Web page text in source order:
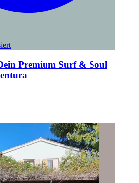
Premium Surf & Soul